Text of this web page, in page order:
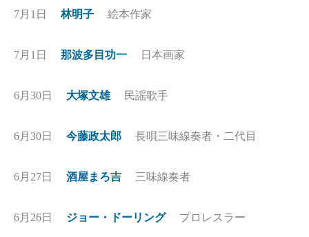
7月1日 林明子 絵本作家
7月1日 那波多目功一 日本画家
6月30日 大塚文雄 民謡歌手
6月30日 今藤政太郎 長唄三味線奏者・二代目
6月27日 酒屋まろ吉 三味線奏者
6月26日 ジョー・ドーリング プロレスラー